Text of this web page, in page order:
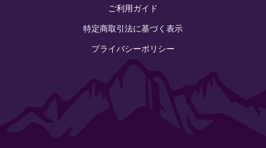
ご利用ガイド
特定商取引法に基づく表示
プライバシーポリシー